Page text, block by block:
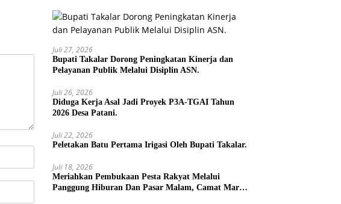
Juli 27, 2026
Bupati Takalar Dorong Peningkatan Kinerja dan
Pelayanan Publik Melalui Disiplin ASN.
Juli 26, 2026
Diduga Kerja Asal Jadi Proyek P3A-TGAI Tahun
2026 Desa Patani.
Juli 22, 2026
Peletakan Batu Pertama Irigasi Oleh Bupati Takalar.
Juli 18, 2026
Meriahkan Pembukaan Pesta Rakyat Melalui
Panggung Hiburan Dan Pasar Malam, Camat Marbo